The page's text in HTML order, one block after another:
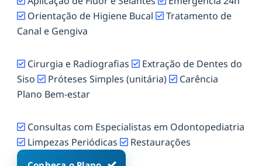
Orientação de Higiene Bucal
Tratamento de
Canal e Gengiva
Cirurgia e Radiografias
Extração de Dentes do
Siso
Próteses Simples (unitária)
Carência
Plano Bem-estar
Consultas com Especialistas em Odontopediatria
Limpezas Periódicas
Restaurações